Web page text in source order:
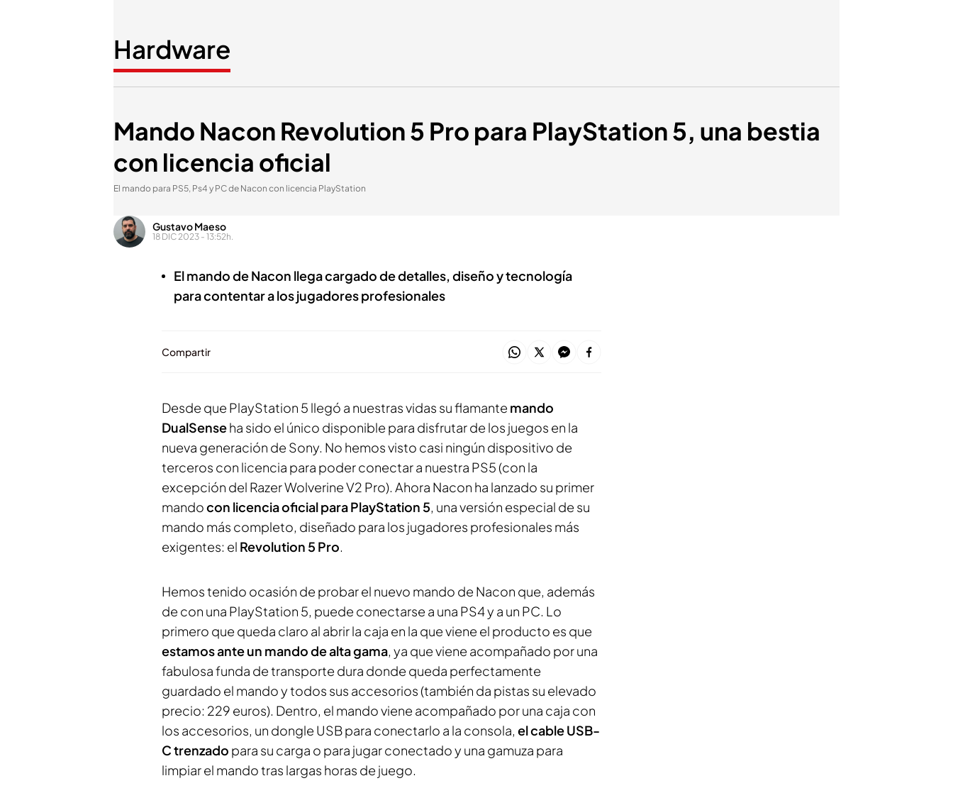
Hardware
Mando Nacon Revolution 5 Pro para PlayStation 5, una bestia
con licencia oficial
El mando para PS5, Ps4 y PC de Nacon con licencia PlayStation
Gustavo Maeso
18 DIC 2023 - 13:52h.
El mando de Nacon llega cargado de detalles, diseño y tecnología
para contentar a los jugadores profesionales
Compartir
Desde que PlayStation 5 llegó a nuestras vidas su flamante mando
DualSenseha sido el único disponible para disfrutar de los juegos en la
nueva generación de Sony. No hemos visto casi ningún dispositivo de
terceros con licencia para poder conectar a nuestra PS5 (con la
excepción del Razer Wolverine V2 Pro). Ahora Nacon ha lanzado su primer
mandocon licencia oficial para PlayStation 5, una versión especial de su
mando más completo, diseñado para los jugadores profesionales más
exigentes: el Revolution 5 Pro.
Hemos tenido ocasión de probar el nuevo mando de Nacon que, además
de con una PlayStation 5, puede conectarse a una PS4 y a un PC. Lo
primero que queda claro al abrir la caja en la que viene el producto es que
estamos ante un mando de alta gama, ya que viene acompañado por una
fabulosa funda de transporte dura donde queda perfectamente
guardado el mando y todos sus accesorios (también da pistas su elevado
precio: 229 euros). Dentro, el mando viene acompañado por una caja con
los accesorios, un dongle USB para conectarlo a la consola, el cable USB-
C trenzado para su carga o para jugar conectado y una gamuza para
limpiar el mando tras largas horas de juego.